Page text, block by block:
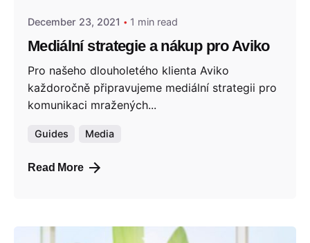
December 23, 2021 1 min read
Mediální strategie a nákup pro Aviko
Pro našeho dlouholetého klienta Aviko
každoročně připravujeme mediální strategii pro
komunikaci mražených...
Guides Media
Read More